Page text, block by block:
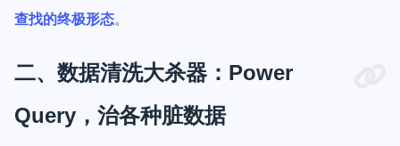
查找的终极形态。
二、数据清洗大杀器：Power
Query，治各种脏数据